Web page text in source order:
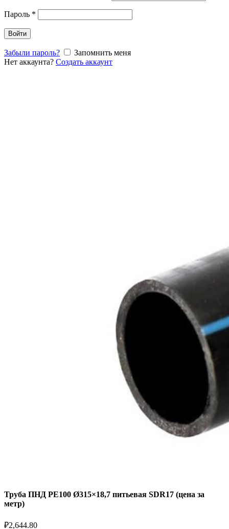
Пароль *
Войти
Забыли пароль?
Запомнить меня
Нет аккаунта? Создать аккаунт
Труба ПНД РЕ100 Ø315×18,7 питьевая SDR17 (цена за
метр)
₽2,644.80